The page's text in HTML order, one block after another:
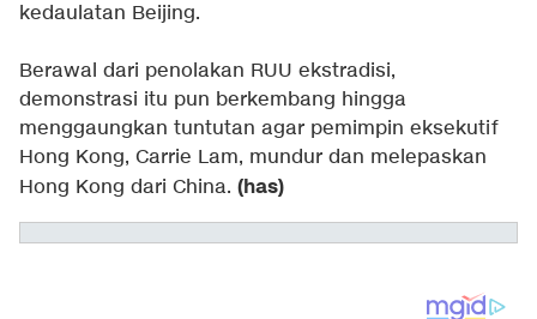
kedaulatan Beijing.
Berawal dari penolakan RUU ekstradisi,
demonstrasi itu pun berkembang hingga
menggaungkan tuntutan agar pemimpin eksekutif
Hong Kong, Carrie Lam, mundur dan melepaskan
Hong Kong dari China. (has)